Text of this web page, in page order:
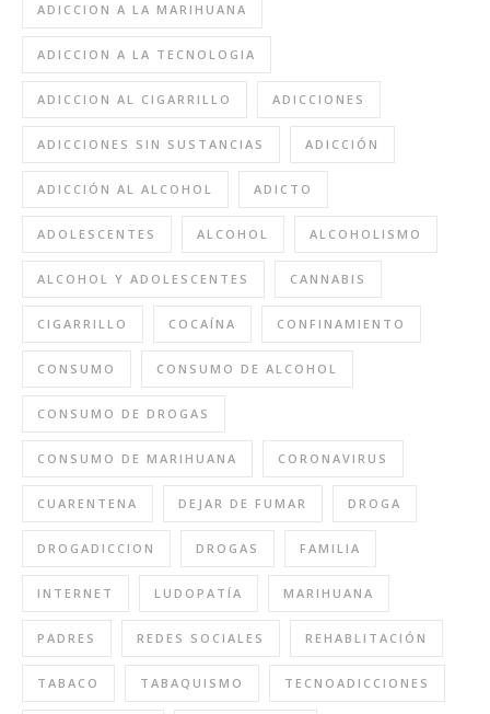
ADICCION A LA MARIHUANA
ADICCION A LA TECNOLOGIA
ADICCION AL CIGARRILLO ADICCIONES
ADICCIONES SIN SUSTANCIAS ADICCIÓN
ADICCIÓN AL ALCOHOL ADICTO
ADOLESCENTES ALCOHOL ALCOHOLISMO
ALCOHOL Y ADOLESCENTES CANNABIS
CIGARRILLO COCAÍNA CONFINAMIENTO
CONSUMO CONSUMO DE ALCOHOL
CONSUMO DE DROGAS
CONSUMO DE MARIHUANA CORONAVIRUS
CUARENTENA DEJAR DE FUMAR DROGA
DROGADICCION DROGAS FAMILIA
INTERNET LUDOPATÍA MARIHUANA
PADRES REDES SOCIALES REHABLITACIÓN
TABACO TABAQUISMO TECNOADICCIONES